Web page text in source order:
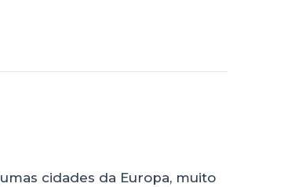
cidades da Europa, muito